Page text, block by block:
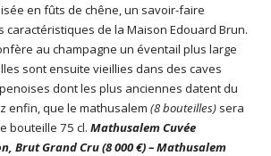
en fûts de chêne, un savoir-faire
caractéristiques de la Maison Edouard Brun.
au champagne un éventail plus large
sont ensuite vieillies dans des caves
dont les plus anciennes datent du
enfin, que le mathusalem (8 bouteilles) sera
bouteille 75 cl. Mathusalem Cuvée
Brut Grand Cru (8 000 €) – Mathusalem